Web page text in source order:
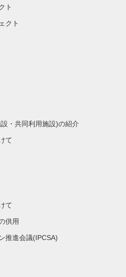
ト
クト
・共同利用施設)の紹介
て
て
供用
推進会議(IPCSA)